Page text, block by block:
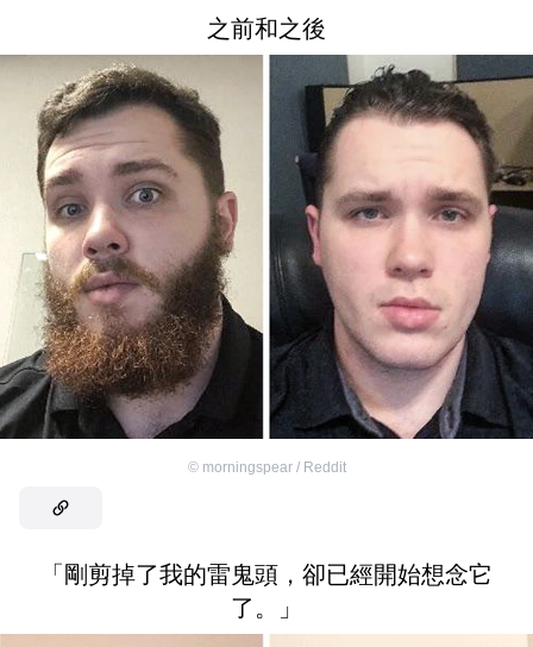
之前和之後
© morningspear / Reddit
「剛剪掉了我的雷鬼頭，卻已經開始想念它
了。」